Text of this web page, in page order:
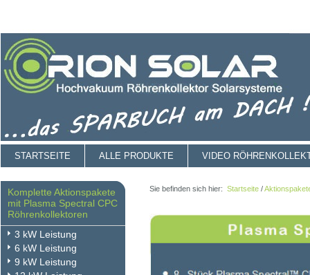
STARTSEITE ALLE PRODUKTE VIDEO
Komplette Aktionspakete
mit Plasma Spectral CPC
Röhrenkollektoren
3 kW Leistung
6 kW Leistung
9 kW Leistung
Sie befinden sich hier: Startseite /